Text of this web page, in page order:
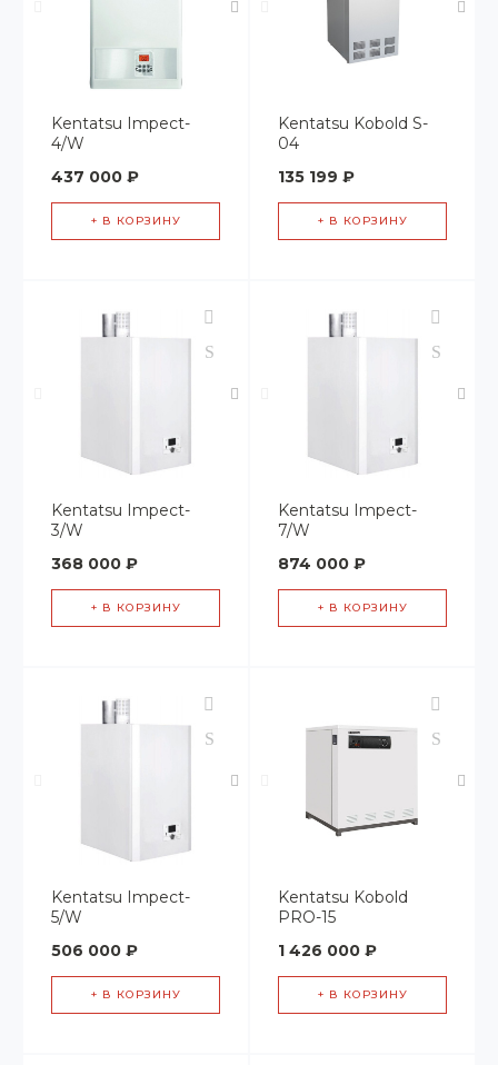
Kentatsu Impect-
4/W
437 000 ₽
+ В КОРЗИНУ
Kentatsu Kobold S-
04
135 199 ₽
+ В КОРЗИНУ
Kentatsu Impect-
3/W
368 000 ₽
+ В КОРЗИНУ
Kentatsu Impect-
7/W
874 000 ₽
+ В КОРЗИНУ
Kentatsu Impect-
5/W
506 000 ₽
+ В КОРЗИНУ
Kentatsu Kobold
PRO-15
1 426 000 ₽
+ В КОРЗИНУ